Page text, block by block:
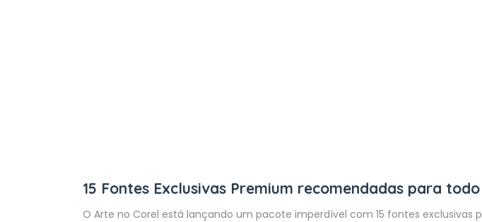
15 Fontes Exclusivas Premium recomendadas para
O Arte no Corel está lançando um pacote imperdível com 15 fontes exclusivas